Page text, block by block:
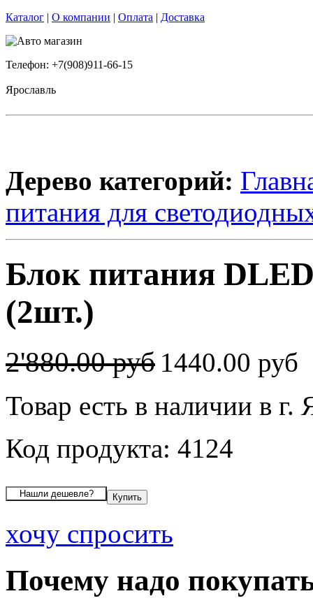
Каталог | О компании | Оплата | Доставка
Телефон: +7(908)911-66-15
Ярославль
Дерево категорий:
питания для
Блок питания
(2шт.)
2'880.00 руб 1440.00 руб
Товар есть в наличии в г.
Код продукта: 4124
хочу спросить
Почему надо